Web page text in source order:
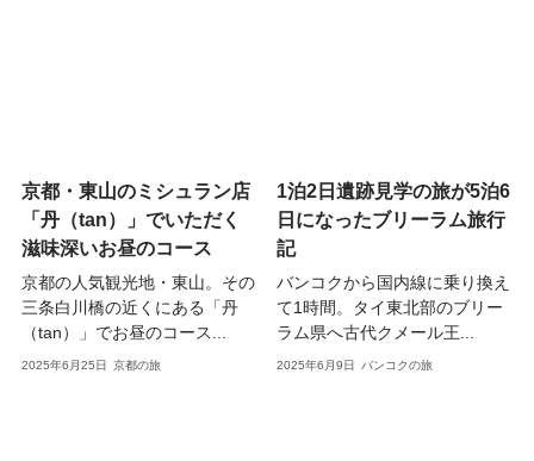
京都・東山のミシュラン店
「丹（tan）」でいただく
滋味深いお昼のコース
京都の人気観光地・東山。その
三条白川橋の近くにある「丹
（tan）」でお昼のコース...
2025年6月25日 京都の旅
1泊2日遺跡見学の旅が5泊6
日になったブリーラム旅行
記
バンコクから国内線に乗り換え
て1時間。タイ東北部のブリー
ラム県へ古代クメール王...
2025年6月9日 バンコクの旅